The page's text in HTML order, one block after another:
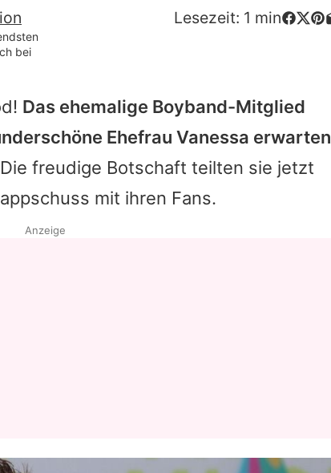
Lesezeit: 1 min
bei
Das ehemalige Boyband-Mitglied
Ehefrau Vanessa erwarten
Die freudige Botschaft teilten sie jetzt
mit ihren Fans.
Anzeige